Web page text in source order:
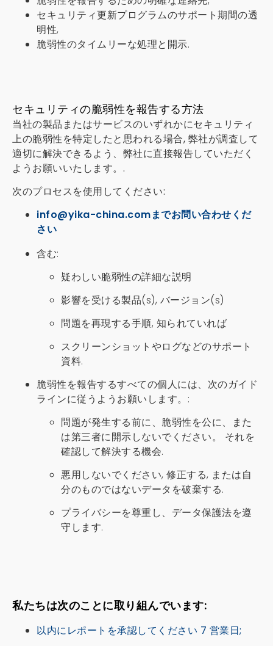
セキュリティ更新プログラムのサポート期間の透
明性,
脆弱性のタイムリーな処理と開示.
セキュリティの脆弱性を報告する方法
当社の製品またはサービスのいずれかにセキュリティ
上の脆弱性を特定したと思われる場合, 弊社が調査して
適切に解決できるよう、弊社に直接報告していただく
ようお願いいたします。.
次のプロセスを使用してください:
info@yika-china.comまでお問い合わせくだ
さい
含む:
疑わしい脆弱性の詳細な説明
影響を受ける製品(s), バージョン(s)
問題を再現する手順, 知られていれば
スクリーンショットやログなどのサポート
資料.
脆弱性を報告するすべての個人には、次のガイド
ラインに従うようお願いします。:
問題が発生する前に、脆弱性を公に、また
は第三者に開示しないでください。 それを
確認して解決する機会.
悪用しないでください, 修正する, または自
分のものではないデータを破棄する.
プライバシーを尊重し、データ保護法を遵
守します.
私たちは次のことに取り組んでいます:
以内にレポートを承認してください 7 営業日;